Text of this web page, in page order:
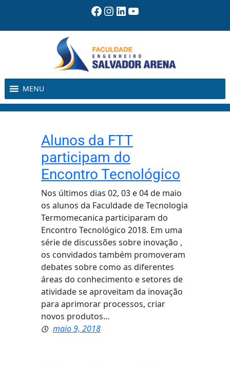
o
Facebook
Instagram
LinkedIn
Youtube
MENU
Alunos da FTT
participam do
Encontro Tecnológico
Nos últimos dias 02, 03 e 04 de maio
os alunos da Faculdade de Tecnologia
Termomecanica participaram do
Encontro Tecnológico 2018. Em uma
série de discussões sobre inovação ,
os convidados também promoveram
debates sobre como as diferentes
áreas do conhecimento e setores de
atividade se aproveitam da inovação
para aprimorar processos, criar
novos produtos…
maio 9, 2018